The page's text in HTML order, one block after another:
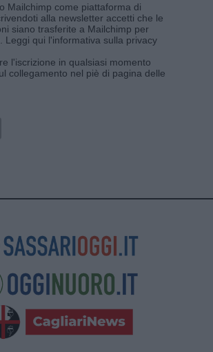
Mailchimp come piattaforma di
alla newsletter accetti che le
siano trasferite a Mailchimp per
Leggi qui l'informativa sulla privacy
l'iscrizione in qualsiasi momento
collegamento nel piè di pagina delle